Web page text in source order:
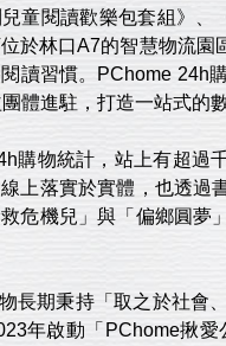
兒童閱讀歡樂包套組》
於林口A7的智慧物流
讀習慣。PChome 24h
體進駐，打造一站式的
購物統計，站上有超過
上落實於實體，也透過
危機兒」與「偏鄉圓夢
長期秉持「取之於社會
年啟動「PChome揪